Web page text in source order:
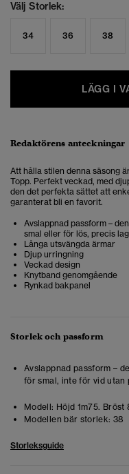
Välj Storlek:
34 36 38
LÄGG I
Redaktörens anteckningar
Att hålla stilen denna säsong
Topp. Perfekt veckad, med
den det perfekta sättet att
garanterat bli en favorit.
Avslappnad passform –
smal eller för lös, precis
Långa utsvängda ärmar
Djup urringning
Veckad design
Knytband genomgående
Rynkad bakpanel
Storlek och passform
Avslappnad passform –
för smal, inte för vid utan
Modell: Höjd 1m75. Bröst
Modellen bär storlek: 38
Storleksguide